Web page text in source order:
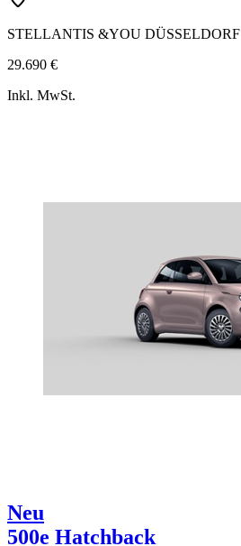
STELLANTIS &YOU DÜSSELDORF
29.690 €
Inkl. MwSt.
Neu
500e Hatchback